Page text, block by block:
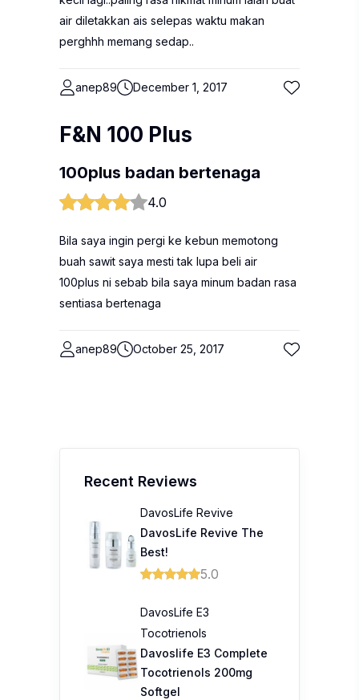
air diletakkan ais selepas waktu makan
perghhh memang sedap..
anep89 December 1, 2017
F&N 100 Plus
100plus badan bertenaga
4.0
Bila saya ingin pergi ke kebun memotong
buah sawit saya mesti tak lupa beli air
100plus ni sebab bila saya minum badan rasa
sentiasa bertenaga
anep89 October 25, 2017
Recent Reviews
DavosLife Revive
DavosLife Revive The
Best!
5.0
DavosLife E3
Tocotrienols
Davoslife E3 Complete
Tocotrienols 200mg
Softgel